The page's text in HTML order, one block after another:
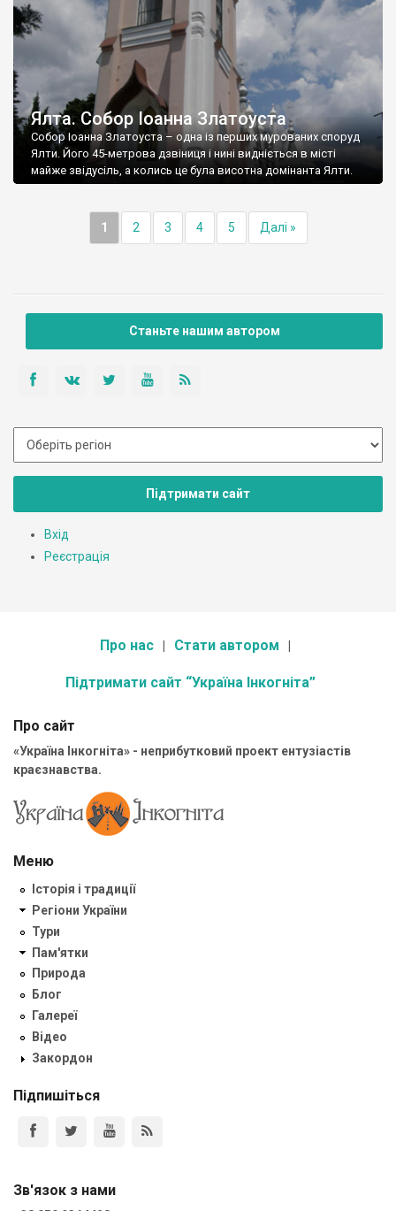
Ялта. Собор Іоанна Златоуста
Собор Іоанна Златоуста – одна із перших мурованих споруд
Ялти. Його 45-метрова дзвіниця і нині видніється в місті
майже звідусіль, а колись це була висотна домінанта Ялти.
1 2 3 4 5 Далі »
Станьте нашим автором
Підтримати сайт
Вхід
Реєстрація
Про нас Стати автором
Підтримати сайт “Україна Інкогніта”
Про сайт
«Україна Інкогніта» - неприбутковий проект ентузіастів
краєзнавства.
Меню
Історія і традиції
Регіони України
Тури
Пам'ятки
Природа
Блог
Галереї
Відео
Закордон
Підпишіться
Зв'язок з нами